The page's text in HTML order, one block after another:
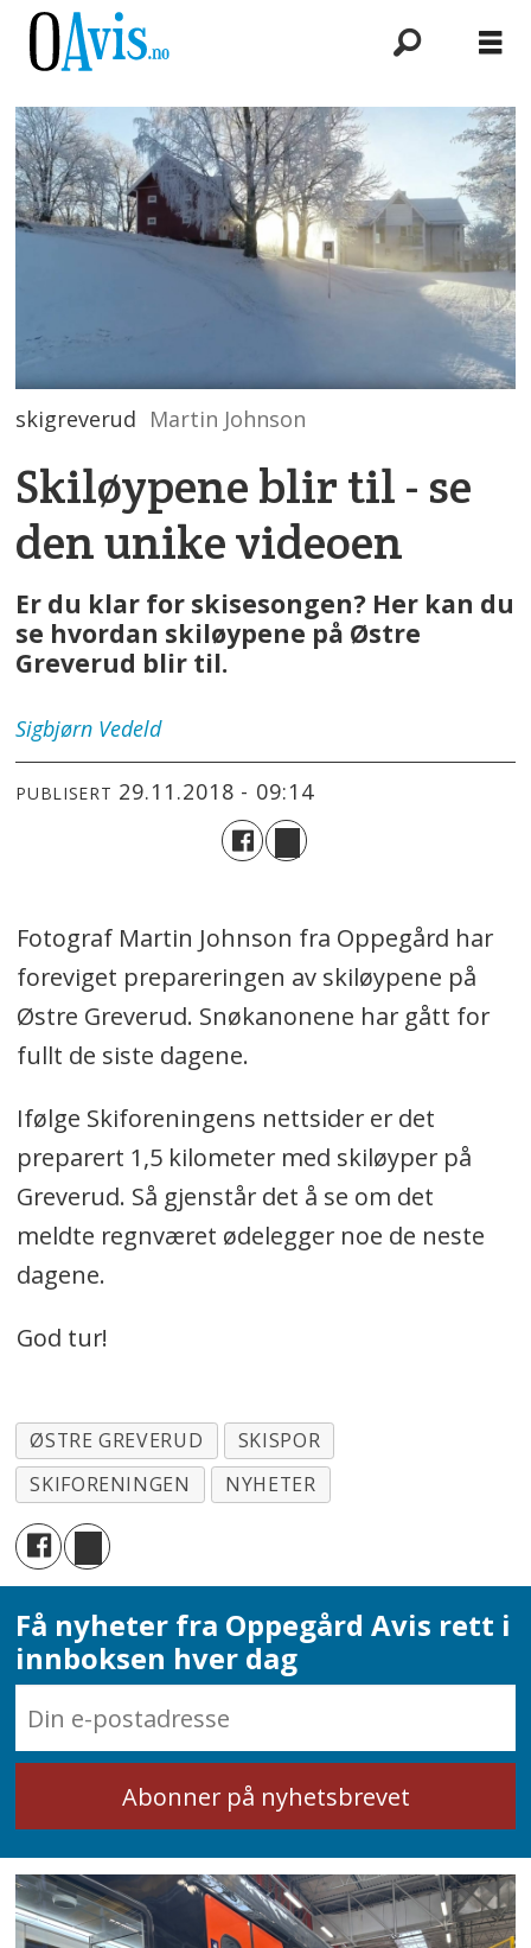
skigreverud Martin Johnson
Skiløypene blir til - se
den unike videoen
Er du klar for skisesongen? Her kan du
se hvordan skiløypene på Østre
Greverud blir til.
Sigbjørn Vedeld
PUBLISERT 29.11.2018 - 09:14
Fotograf Martin Johnson fra Oppegård har
foreviget prepareringen av skiløypene på
Østre Greverud. Snøkanonene har gått for
fullt de siste dagene.
Ifølge Skiforeningens nettsider er det
preparert 1,5 kilometer med skiløyper på
Greverud. Så gjenstår det å se om det
meldte regnværet ødelegger noe de neste
dagene.
God tur!
ØSTRE GREVERUD
SKISPOR
SKIFORENINGEN
NYHETER
Få nyheter fra Oppegård Avis rett i
innboksen hver dag